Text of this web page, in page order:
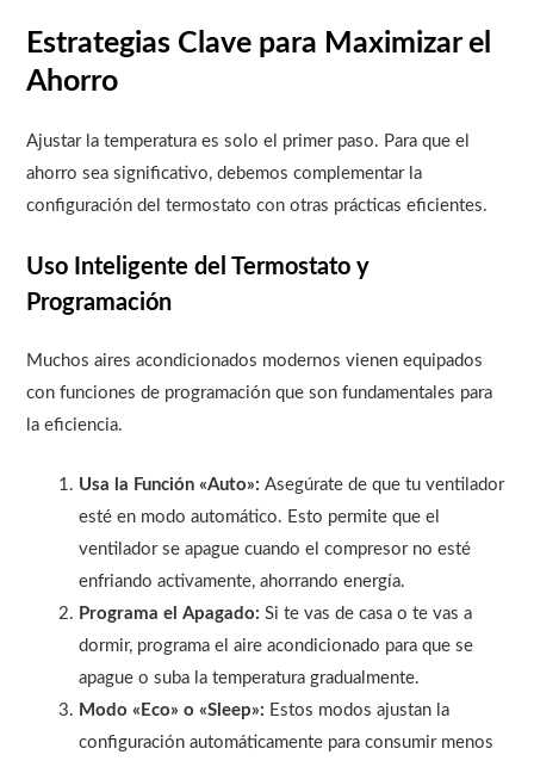
Estrategias Clave para Maximizar el
Ahorro
Ajustar la temperatura es solo el primer paso. Para que el
ahorro sea significativo, debemos complementar la
configuración del termostato con otras prácticas eficientes.
Uso Inteligente del Termostato y
Programación
Muchos aires acondicionados modernos vienen equipados
con funciones de programación que son fundamentales para
la eficiencia.
Usa la Función «Auto»: Asegúrate de que tu ventilador
esté en modo automático. Esto permite que el
ventilador se apague cuando el compresor no esté
enfriando activamente, ahorrando energía.
Programa el Apagado: Si te vas de casa o te vas a
dormir, programa el aire acondicionado para que se
apague o suba la temperatura gradualmente.
Modo «Eco» o «Sleep»: Estos modos ajustan la
configuración automáticamente para consumir menos